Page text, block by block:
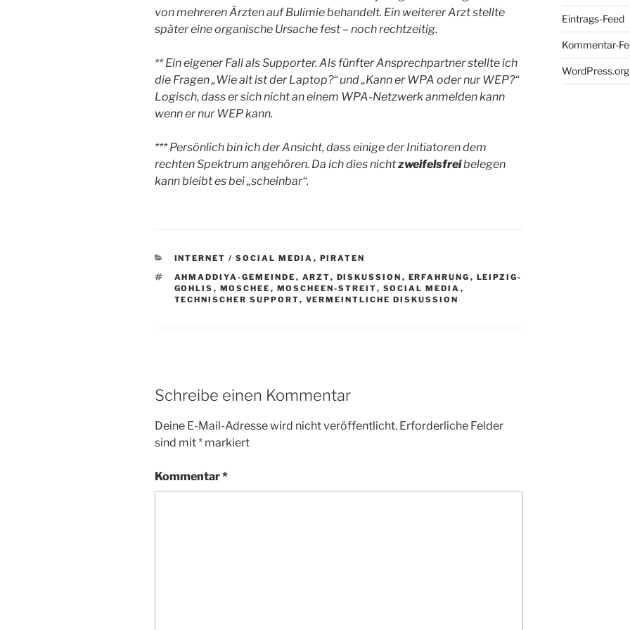
von mehreren Ärzten auf Bulimie behandelt. Ein weiterer Arzt stellte
später eine organische Ursache fest – noch rechtzeitig.
** Ein eigener Fall als Supporter. Als fünfter Ansprechpartner stellte ich
die Fragen „Wie alt ist der Laptop?“ und „Kann er WPA oder nur WEP?“
Logisch, dass er sich nicht an einem WPA-Netzwerk anmelden kann
wenn er nur WEP kann.
*** Persönlich bin ich der Ansicht, dass einige der Initiatoren dem
rechten Spektrum angehören. Da ich dies nichtzweifelsfreibelegen
kann bleibt es bei „scheinbar“.
KATEGORIEN
INTERNET / SOCIAL MEDIA , PIRATEN
SCHLAGWÖRTER
AHMADDIYA-GEMEINDE , ARZT, DISKUSSION , ERFAHRUNG , LEIPZIG-
GOHLIS , MOSCHEE , MOSCHEEN-STREIT, SOCIAL MEDIA ,
TECHNISCHER SUPPORT, VERMEINTLICHE DISKUSSION
Schreibe einen Kommentar
Deine E-Mail-Adresse wird nicht veröffentlicht. Erforderliche Felder
sind mit* markiert
Kommentar*
Eintrags-Feed
Kommentar-
WordPress.org